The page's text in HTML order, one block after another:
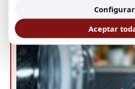
comunicación entre módulos.
Error F12,Fallo de comunicación,lavadora
Configurar
Aceptar